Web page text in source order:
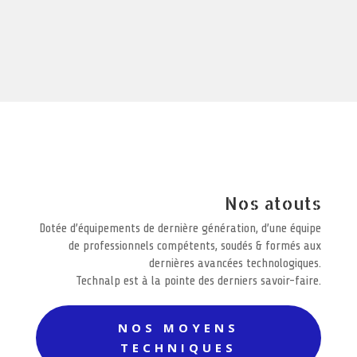
Nos atouts
Dotée d’équipements de dernière génération, d’une équipe
de professionnels compétents, soudés & formés aux
dernières avancées technologiques.
Technalp est à la pointe des derniers savoir-faire.
NOS MOYENS
TECHNIQUES